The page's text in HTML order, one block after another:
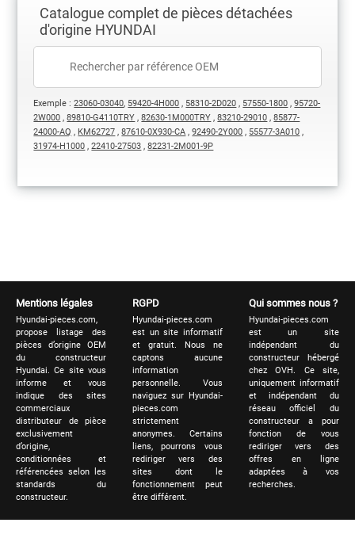
Catalogue complet de pièces détachées
d'origine HYUNDAI
Exemple :23060-03040, 59420-4H000 , 58310-2D020 , 57550-1800 ,95720-
2W000 ,89810-G4110TRY ,82630-1M000TRY ,83210-29010 ,85877-
24000-AQ , KM62727 ,87610-0X930-CA ,92490-2Y000 , 55577-3A010 ,
31974-H1000 ,22410-27503 ,82231-2M001-9P
Mentions légales
Hyundai-pieces.com,
propose listage des
pièces d’origine OEM
du constructeur
Hyundai. Ce site vous
informe et vous
indique des sites
commerciaux
distributeur de pièce
exclusivement
d’origine,
conditionnées et
référencées selon les
standards du
constructeur.
RGPD
Hyundai-pieces.com
est un site informatif
et gratuit. Nous ne
captons aucune
information
personnelle. Vous
naviguez sur Hyundai-
pieces.com
strictement
anonymes. Certains
liens, pourrons vous
rediriger vers des
sites dont le
fonctionnement peut
être différent.
Qui sommes nous ?
Hyundai-pieces.com
est un site
indépendant du
constructeur hébergé
chez OVH. Ce site,
uniquement informatif
et indépendant du
réseau officiel du
constructeur a pour
fonction de vous
rediriger vers des
offres en ligne
adaptées à vos
recherches.